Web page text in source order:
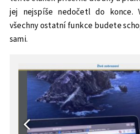
jej nejspíše nedočetl do konce.
všechny ostatní funkce budete
sami.